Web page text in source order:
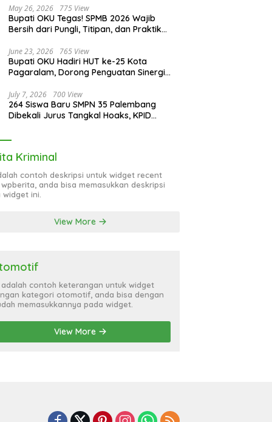
May 26, 2026 775 View
Bupati OKU Tegas! SPMB 2026 Wajib
Bersih dari Pungli, Titipan, dan Praktik
June 23, 2026 765 View
Bupati OKU Hadiri HUT ke-25 Kota
Pagaralam, Dorong Penguatan Sinergi
July 7, 2026 700 View
264 Siswa Baru SMPN 35 Palembang
Dibekali Jurus Tangkal Hoaks, KPID
Kriminal
contoh deskripsi untuk widget recent
anda bisa memasukkan deskripsi
widget ini.
View More
adalah contoh keterangan untuk widget
kategori otomotif, anda bisa dengan
memasukkannya pada widget.
View More